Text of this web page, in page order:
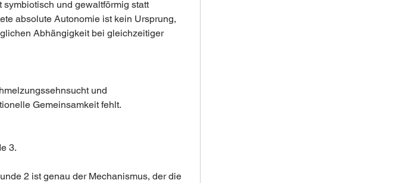
und gewaltförmig statt
absolute Autonomie ist kein Ursprung,
Abhängigkeit bei gleichzeitiger
und
Gemeinsamkeit fehlt.
3.
2 ist genau der Mechanismus, der die